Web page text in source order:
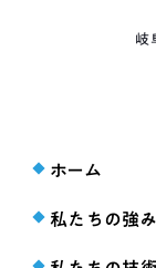
岐
ホーム
私たちの強み